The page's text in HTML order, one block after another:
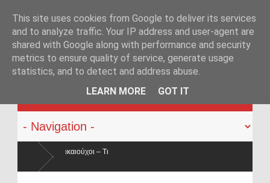
KATEHACKER
This site uses cookies from Google to deliver its services
and to analyze traffic. Your IP address and user-agent are
shared with Google along with performance and security
metrics to ensure quality of service, generate usage
statistics, and to detect and address abuse.
LEARN MORE
GOT IT